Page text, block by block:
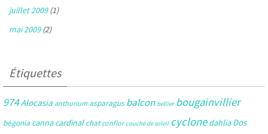
juillet 2009(1)
mai 2009(2)
Étiquettes
974Alocasia anthurium asparagus balcon bellier bougainvillier
bégonia canna cardinal chat conflor couché de soleil cyclone dahlia Dos